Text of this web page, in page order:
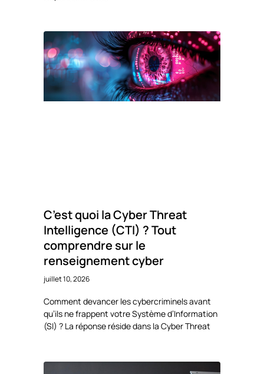
C’est quoi la Cyber Threat
Intelligence (CTI) ? Tout
comprendre sur le
renseignement cyber
juillet 10, 2026
Comment devancer les cybercriminels avant
qu’ils ne frappent votre Système d’Information
(SI) ? La réponse réside dans la Cyber Threat